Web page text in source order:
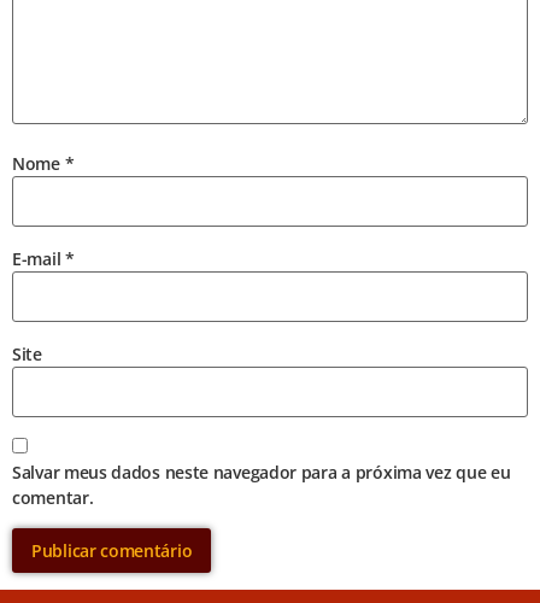
Nome *
E-mail *
Site
Salvar meus dados neste navegador para a próxima vez que eu
comentar.